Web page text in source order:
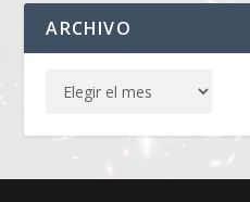
ARCHIVO